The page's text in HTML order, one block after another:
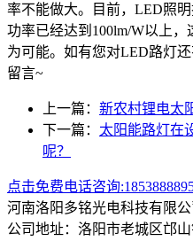
率不能做大。目前，LED照
功率已经达到100lm/W以上
为可能。如有您对LED路灯
留言~
上一篇： 新农村锂电太
下一篇： 太阳能路灯在
呢？
点击免费电话咨询
河南洛阳多铭光电科技有限公
公司地址：洛阳市老城区邙